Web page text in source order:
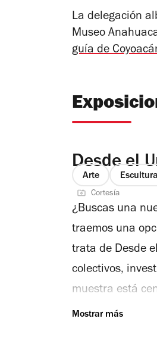
La delegación
Museo
guía de
Desde el
Arte Escultura
Cortesía
¿Buscas una
traemos una
trata de Desde
colectivos,
muestra está
del planeta, de